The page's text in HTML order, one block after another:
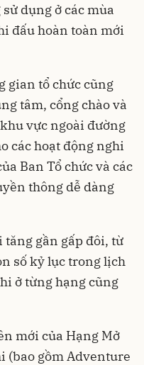
dụng ở các mùa
đấu hoàn toàn mới
gian tổ chức cũng
tâm, cổng chào và
vực ngoài đường
các hoạt động nghi
Ban Tổ chức và các
thông dễ dàng
gần gấp đôi, từ
số kỷ lục trong lịch
ở từng hạng cũng
mới của Hạng Mở
(bao gồm Adventure